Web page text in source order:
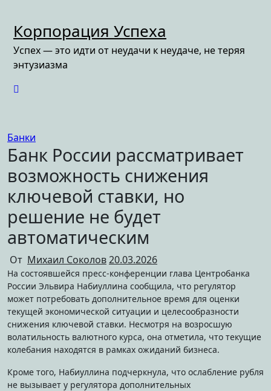
содержимому
Корпорация Успеха
Успех — это идти от неудачи к неудаче, не теряя
энтузиазма
Банки
Банк России рассматривает
возможность снижения
ключевой ставки, но
решение не будет
автоматическим
От Михаил Соколов20.03.2026
На состоявшейся пресс-конференции глава Центробанка
России Эльвира Набиуллина сообщила, что регулятор
может потребовать дополнительное время для оценки
текущей экономической ситуации и целесообразности
снижения ключевой ставки. Несмотря на возросшую
волатильность валютного курса, она отметила, что текущие
колебания находятся в рамках ожиданий бизнеса.
Кроме того, Набиуллина подчеркнула, что ослабление рубля
не вызывает у регулятора дополнительных